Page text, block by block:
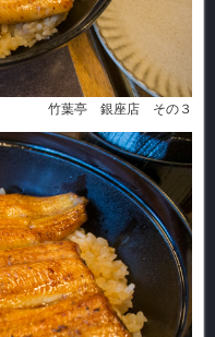
竹葉亭 銀座店 その３